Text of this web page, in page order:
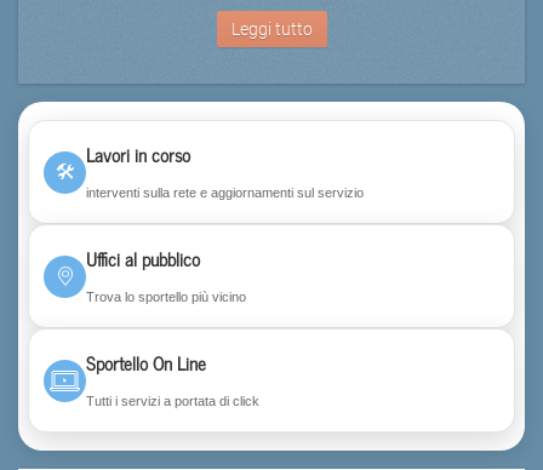
Leggi tutto
🛠
Lavori in corso
interventi sulla rete e aggiornamenti sul servizio
Uffici al pubblico
Trova lo sportello più vicino
Sportello On Line
Tutti i servizi a portata di click